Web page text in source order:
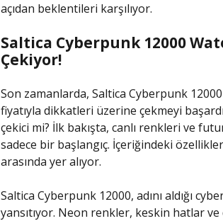
açıdan beklentileri karşılıyor.
Saltica Cyberpunk 12000
Çekiyor!
Son zamanlarda, Saltica Cyberpunk
fiyatıyla dikkatleri üzerine çekmeyi
çekici mi? İlk bakışta, canlı renkleri ve
sadece bir başlangıç. İçeriğindeki
arasında yer alıyor.
Saltica Cyberpunk 12000, adını aldığı
yansıtıyor. Neon renkler, keskin hatlar